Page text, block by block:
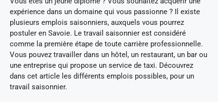
expérience dans un domaine qui vous passionne ? Il existe
plusieurs emplois saisonniers, auxquels vous pourrez
postuler en Savoie. Le travail saisonnier est considéré
comme la première étape de toute carrière professionnelle.
Vous pouvez travailler dans un hôtel, un restaurant, un bar ou
une entreprise qui propose un service de taxi. Découvrez
dans cet article les différents emplois possibles, pour un
travail saisonnier.